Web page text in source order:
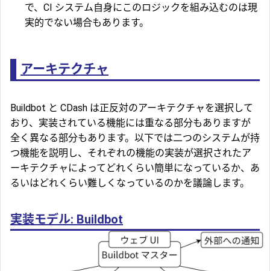
で、CI システム自身にこのロジックを組み込むのは現
実的でない場合もあります。
アーキテクチャ
Buildbot と CDash は正反対のアーキテクチャを選択して
おり、実装されている機能には重なる部分もありますが
全く異なる部分もあります。以下では二つのシステムが持
つ機能を説明し、それぞれの機能の実装が選択されたア
ーキテクチャによってどれくらい簡単になっているか、あ
るいはどれくらい難しくなっているのかを議論します。
実装モデル: Buildbot